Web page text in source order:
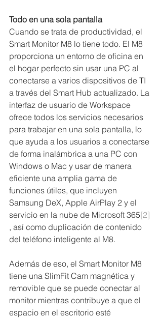
Todo en una sola pantalla
Cuando se trata de productividad, el
Smart Monitor M8 lo tiene todo. El M8
proporciona un entorno de oficina en
el hogar perfecto sin usar una PC al
conectarse a varios dispositivos de TI
a través del Smart Hub actualizado. La
interfaz de usuario de Workspace
ofrece todos los servicios necesarios
para trabajar en una sola pantalla, lo
que ayuda a los usuarios a conectarse
de forma inalámbrica a una PC con
Windows o Mac y usar de manera
eficiente una amplia gama de
funciones útiles, que incluyen
Samsung DeX, Apple AirPlay 2 y el
servicio en la nube de Microsoft 365[2]
, así como duplicación de contenido
del teléfono inteligente al M8.
Además de eso, el Smart Monitor M8
tiene una SlimFit Cam magnética y
removible que se puede conectar al
monitor mientras contribuye a que el
espacio en el escritorio esté